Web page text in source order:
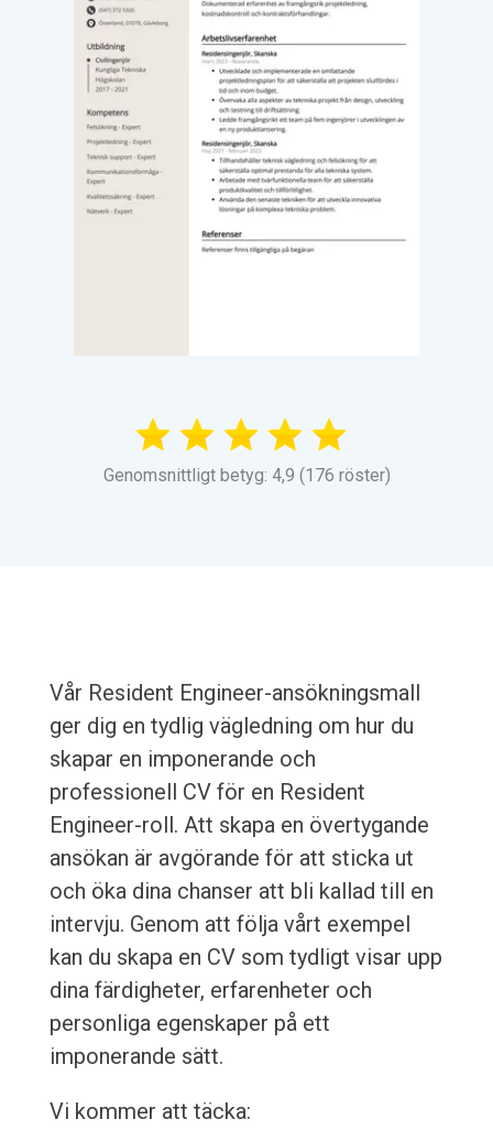
Genomsnittligt betyg: 4,9 (176 röster)
Vår Resident Engineer-ansökningsmall
ger dig en tydlig vägledning om hur du
skapar en imponerande och
professionell CV för en Resident
Engineer-roll. Att skapa en övertygande
ansökan är avgörande för att sticka ut
och öka dina chanser att bli kallad till en
intervju. Genom att följa vårt exempel
kan du skapa en CV som tydligt visar upp
dina färdigheter, erfarenheter och
personliga egenskaper på ett
imponerande sätt.
Vi kommer att täcka: